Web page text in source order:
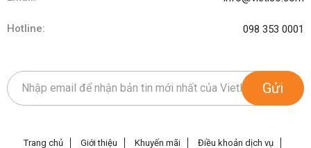
Hotline: 098 353 0001
Gửi
Trang chủ Giới thiệu Khuyến mãi Điều khoản dịch vụ